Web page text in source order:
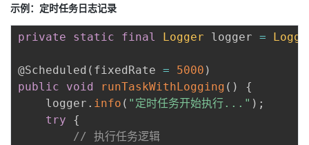
示例：定时任务日志记录
private static final Logger logger =
@Scheduled ( fixedRate = 5000 )
public
void runTaskWithLogging ( )
{
    logger
. info ( "定时任务开始执行..." ) ;
try
{
// 执行任务逻辑